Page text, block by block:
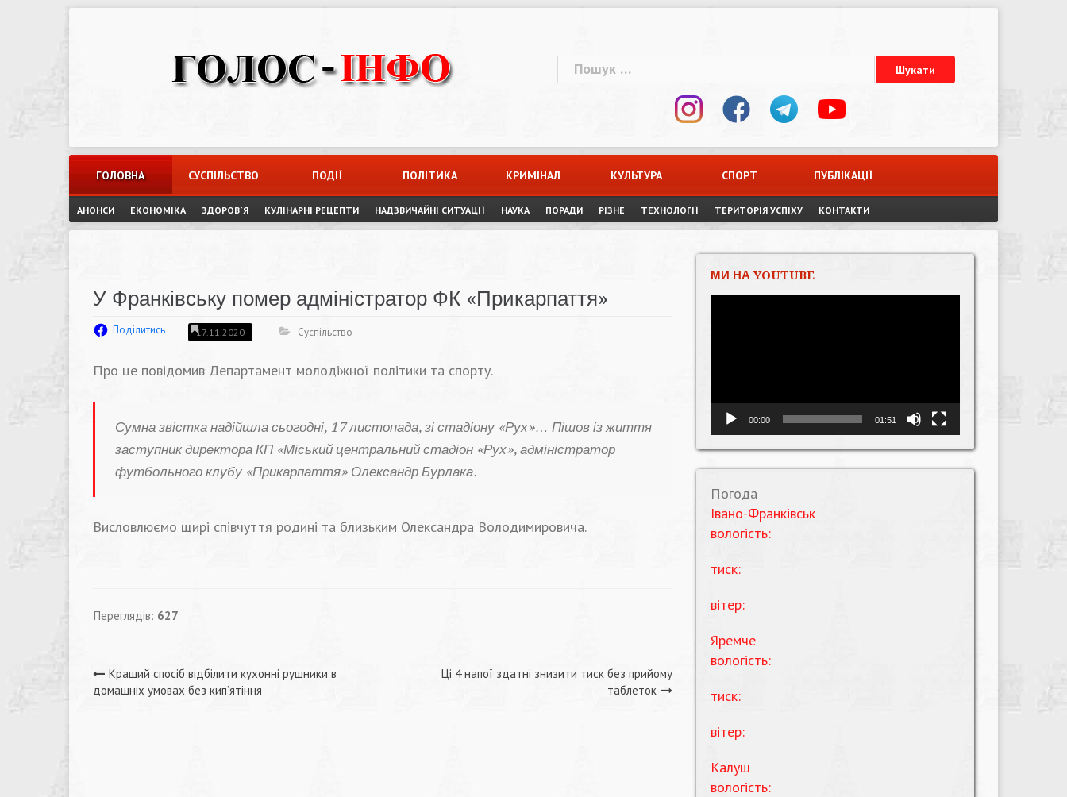
Пошук:
ГОЛОВНА СУСПІЛЬСТВО ПОДІЇ ПОЛІТИКА КРИМІНАЛ КУЛЬТУРА СПОРТ ПУБЛІКАЦІЇ
АНОНСИ ЕКОНОМІКА ЗДОРОВ`Я КУЛІНАРНІ РЕЦЕПТИ НАДЗВИЧАЙНІ СИТУАЦІЇ НАУКА ПОРАДИ РІЗНЕ ТЕХНОЛОГІЇ ТЕРИТОРІЯ УСПІХУ КОНТАКТИ
У Франківську помер адміністратор ФК «Прикарпаття»
Поділитись 17.11.2020 Суспільство
Про це повідомив Департамент молодіжної політики та спорту.
Сумна звістка надійшла сьогодні, 17 листопада, зі стадіону «Рух»… Пішов із життя
заступник директора КП «Міський центральний стадіон «Рух», адміністратор
футбольного клубу «Прикарпаття» Олександр Бурлака.
Висловлюємо щирі співчуття родині та близьким Олександра Володимировича.
Переглядів: 627
Навігація
Кращий спосіб відбілити кухонні рушники в
домашніх умовах без кип’ятіння
Ці 4 напої здатні знизити тиск без прийому
таблеток
МИ НА YOUTUBE
00:00 01:51
Погода
Івано-Франківськ
вологість:
тиск:
вітер:
Яремче
вологість:
тиск:
вітер:
Калуш
вологість: